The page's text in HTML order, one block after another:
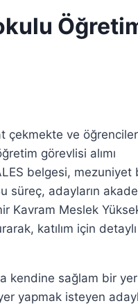
çekmekte ve
görevlisi alımı
belgesi,
süreç, adayların
Kavram Meslek
katılım için
kendine sağlam bir
yapmak isteyen